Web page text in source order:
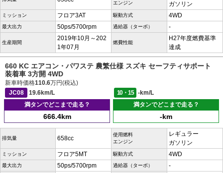
エンジン
ガソリン
ミッション フロア3AT 駆動方式 4WD
最大出力 50ps/5700rpm 過給器（ターボ） -
生産期間
2019年10月～202
1年07月
燃費性能
H27年度燃費基準
達成
660 KC エアコン・パワステ 農繁仕様 スズキ セーフティサポート
装着車 3方開 4WD
新車時価格110.6万円(税込)
JC08
19.6km/L 10・15
-km/L
満タンでどこまで走る？
666.4km
満タンでどこまで走る？
-km
排気量 658cc
使用燃料
エンジン
レギュラー
ガソリン
ミッション フロア5MT 駆動方式 4WD
最大出力 50ps/5700rpm 過給器（ターボ） -